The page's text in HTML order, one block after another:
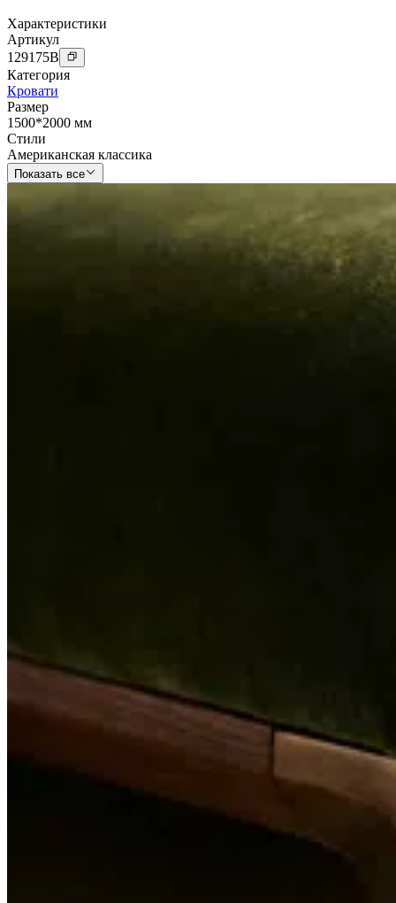
Характеристики
Артикул
129175B
Категория
Кровати
Размер
1500*2000 мм
Стили
Американская классика
Показать все